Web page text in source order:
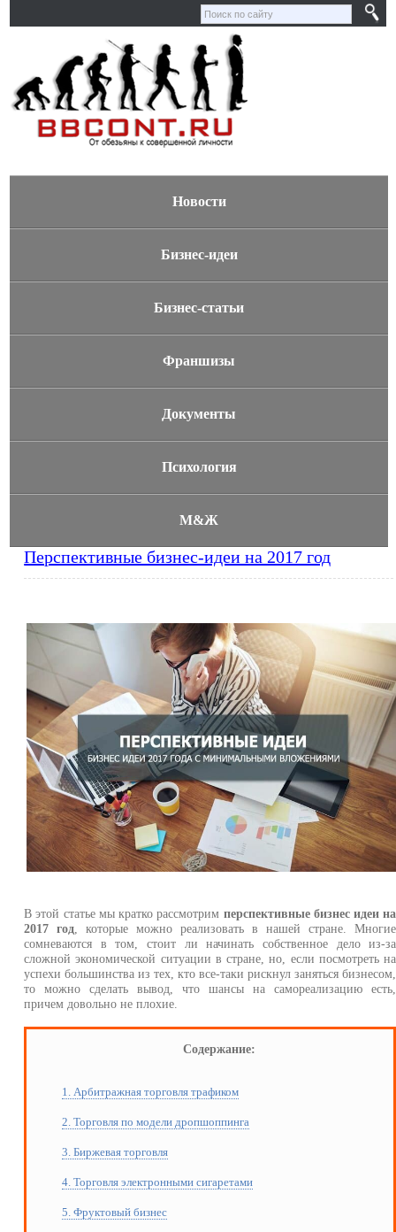
Новости
Бизнес-идеи
Бизнес-статьи
Франшизы
Документы
Психология
М&Ж
Перспективные бизнес-идеи на 2017 год
В этой статье мы кратко рассмотрим перспективные бизнес идеи на
2017 год , которые можно реализовать в нашей стране. Многие
сомневаются в том, стоит ли начинать собственное дело из-за
сложной экономической ситуации в стране, но, если посмотреть на
успехи большинства из тех, кто все-таки рискнул заняться бизнесом,
то можно сделать вывод, что шансы на самореализацию есть,
причем довольно не плохие.
Содержание:
1. Арбитражная торговля трафиком
2. Торговля по модели дропшоппинга
3. Биржевая торговля
4. Торговля электронными сигаретами
5. Фруктовый бизнес